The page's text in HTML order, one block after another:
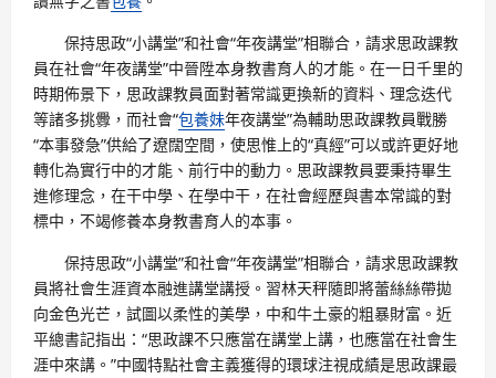
保持思政“小講堂”和社會“年夜講堂”相聯合，請求思政課教
員在社會“年夜講堂”中晉陞本身教書育人的才能。在一日千里的
時期佈景下，思政課教員面對著常識更換新的資料、理念迭代
等諸多挑釁，而社會“包養妹年夜講堂”為輔助思政課教員戰勝
“本事發急”供給了遼闊空間，使思惟上的“真經”可以或許更好地
轉化為實行中的才能、前行中的動力。思政課教員要秉持畢生
進修理念，在干中學、在學中干，在社會經歷與書本常識的對
標中，不竭修養本身教書育人的本事。
保持思政“小講堂”和社會“年夜講堂”相聯合，請求思政課教
員將社會生涯資本融進講堂講授。習林天秤隨即將蕾絲絲帶拋
向金色光芒，試圖以柔性的美學，中和牛土豪的粗暴財富。近
平總書記指出：“思政課不只應當在講堂上講，也應當在社會生
涯中來講。”中國特點社會主義獲得的環球注視成績是思政課最